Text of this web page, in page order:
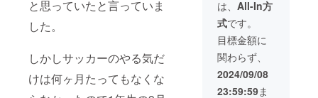
と思っていたと言っていま
した。
しかしサッカーのやる気だ
けは何ヶ月たってもなくな
にてお
伺いさ
せてい
ただき
ます。
③時差
がある
ので、
ゴ掲載
データ
をいた
だきま
す。）
・注意
事項：
ルだと
未確認
や行き
違いが
多いの
で。）
備考欄
『LINE
『LINE
or『メ
ール』
のどち
らを希
望され
記入い
・
掲載場
Ｔシャ
ツを着
用しま
す。 ・
広告の
大きさ
は画像
考にご
25.5 ・
サイズ
が合う
方はま
だ使用
できる
かと思
いま
は、 All-In方
式です。
目標金額に
関わらず、
2024/09/08
23:59:59ま